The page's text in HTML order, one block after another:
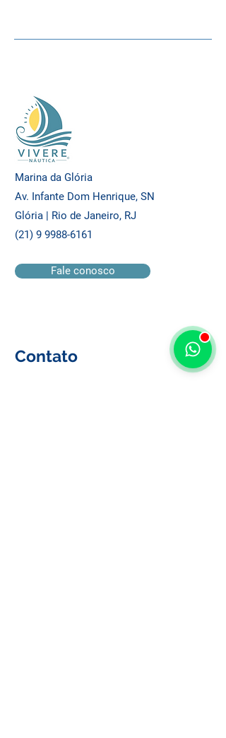
Marina da Glória
Av. Infante Dom Henrique, SN
Glória | Rio de Janeiro, RJ
(21) 9 9988-6161
Fale conosco
Contato